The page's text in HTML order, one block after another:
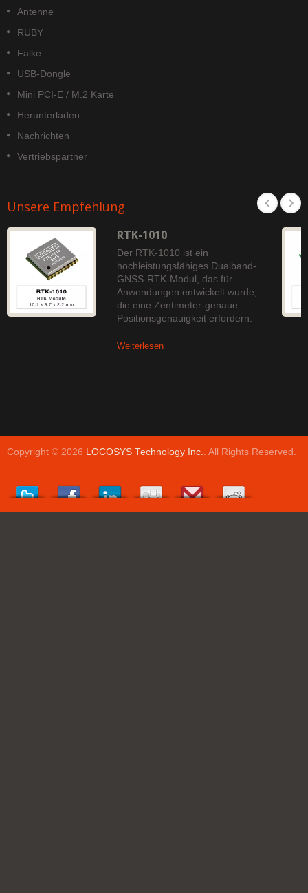
Antenne
RUBY
Falke
USB-Dongle
Mini PCI-E / M.2 Karte
Herunterladen
Nachrichten
Vertriebspartner
Unsere Empfehlung
RTK-1010
Der RTK-1010 ist ein
hochleistungsfähiges Dualband-
GNSS-RTK-Modul, das für
Anwendungen entwickelt wurde,
die eine Zentimeter-genaue
Positionsgenauigkeit erfordern.
Weiterlesen
Copyright © 2026 LOCOSYS Technology Inc. . All Rights Reserved.